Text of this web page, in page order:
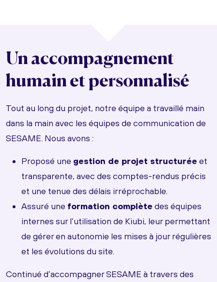
Un accompagnement
humain et personnalisé
Tout au long du projet, notre équipe a travaillé main
dans la main avec les équipes de communication de
SESAME. Nous avons :
Proposé une gestion de projet structurée et
transparente, avec des comptes-rendus précis
et une tenue des délais irréprochable.
Assuré une formation complète des équipes
internes sur l’utilisation de Kiubi, leur permettant
de gérer en autonomie les mises à jour régulières
et les évolutions du site.
Continué d’accompagner SESAME à travers des